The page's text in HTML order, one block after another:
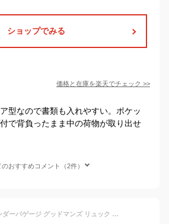
ショップでみる
価格と在庫を楽天でチェック >>
型なので書類も入れやすい。ポケッ
で背負ったまま中の荷物が取り出せ
のおすすめコメント（2件）
【最大26倍】ワンダーバゲージ グッドマンズ リュック ビジネスリュック メンズ 通勤 A4 薄マチ バリスタ―ナイロン 本革 日本製 ブランド WONDER BAGGAGE WB-G-025